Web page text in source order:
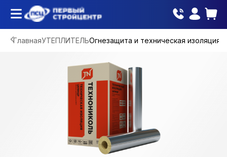
ГлавнаяУТЕПЛИТЕЛЬОгнезащита и техническая изоляция